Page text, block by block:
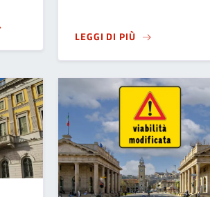
AVVISO PER LA CONTINUITÀ DEI
LEGGI DI PIÙSU